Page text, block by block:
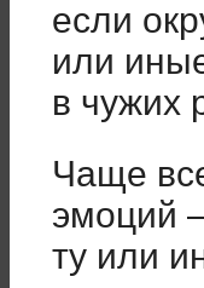
если
или
в чужих
Чаще
эмоций
ту или